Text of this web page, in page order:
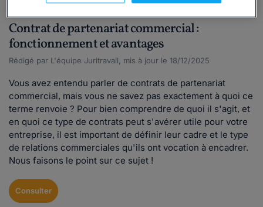
Contrat de partenariat commercial :
fonctionnement et avantages
Rédigé par L'équipe Juritravail, mis à jour le 18/12/2025
Vous avez entendu parler de contrats de partenariat
commercial, mais vous ne savez pas exactement à quoi ce
terme renvoie ? Pour bien comprendre de quoi il s'agit, et
en quoi ce type de contrats peut s'avérer utile pour votre
entreprise, il est important de définir leur cadre et le type
de relations commerciales qu'ils ont vocation à encadrer.
Nous faisons le point sur ce sujet !
Consulter